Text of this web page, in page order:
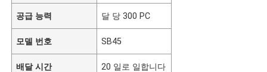
공급 능력 달 당 300 PC
모델 번호 SB45
배달 시간 20 일로 일합니다